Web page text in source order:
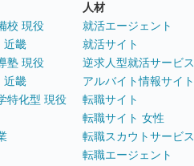
校 現役
近畿
塾 現役
近畿
特化型 現役
人材
就活エージェント
就活サイト
逆求人型就活サービス
アルバイト情報サイト
転職サイト
転職サイト 女性
転職スカウトサービス
転職エージェント